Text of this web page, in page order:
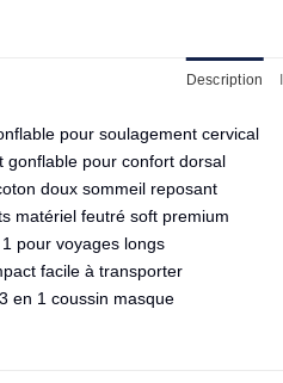
Description
pour soulagement cervical
pour confort dorsal
doux sommeil reposant
matériel feutré soft premium
pour voyages longs
facile à transporter
en 1 coussin masque